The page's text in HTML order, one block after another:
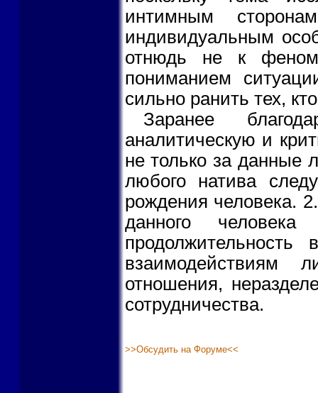
интимным
индивидуальным
отнюдь не к
пониманием
сильно ранить тех,
Заранее
аналитическую и
не только за данные
любого натива
рождения человека.
данного
продолжительность
взаимодействиям
отношения,
сотрудничества.
>>Обсудить на Форуме<<